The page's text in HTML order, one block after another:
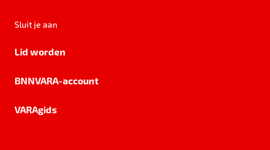
Sluit je aan
Lid worden
BNNVARA-account
VARAgids